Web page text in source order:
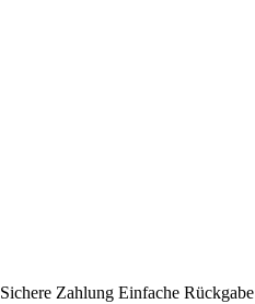
Sichere Zahlung Einfache Rückgabe